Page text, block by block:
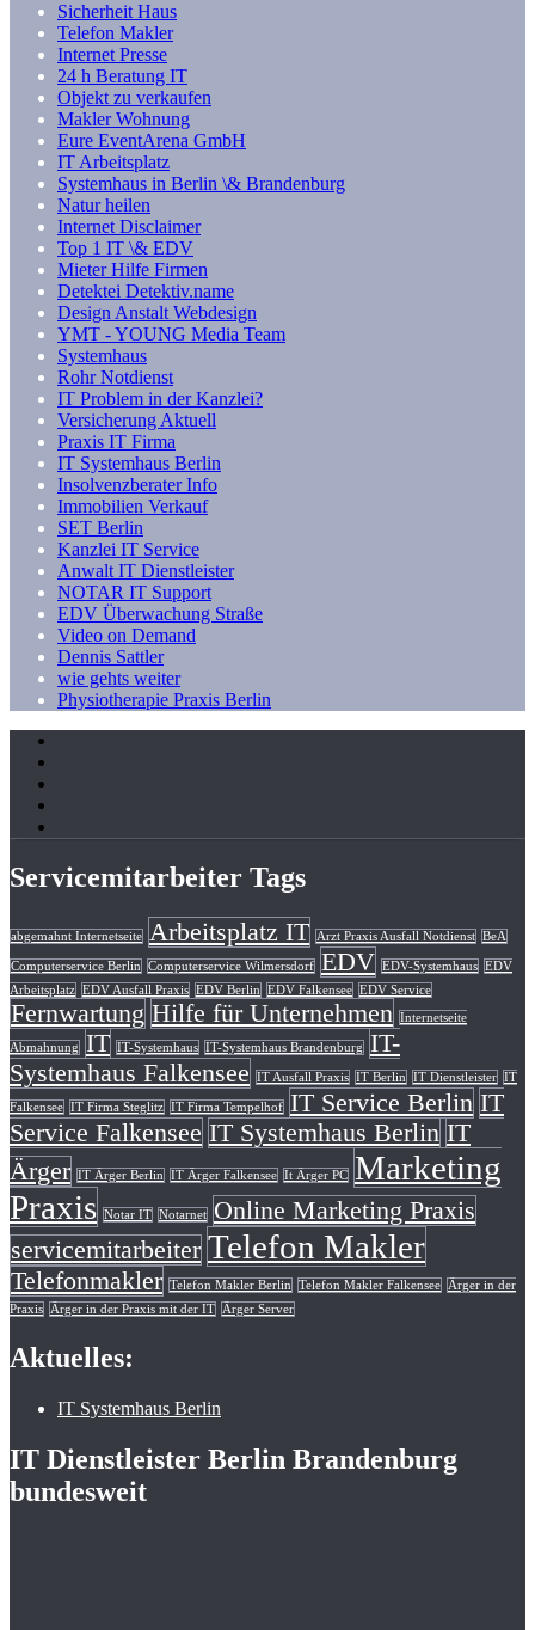
Sicherheit Haus
Telefon Makler
Internet Presse
24 h Beratung IT
Objekt zu verkaufen
Makler Wohnung
Eure EventArena GmbH
IT Arbeitsplatz
Systemhaus in Berlin \& Brandenburg
Natur heilen
Internet Disclaimer
Top 1 IT \& EDV
Mieter Hilfe Firmen
Detektei Detektiv.name
Design Anstalt Webdesign
YMT - YOUNG Media Team
Systemhaus
Rohr Notdienst
IT Problem in der Kanzlei?
Versicherung Aktuell
Praxis IT Firma
IT Systemhaus Berlin
Insolvenzberater Info
Immobilien Verkauf
SET Berlin
Kanzlei IT Service
Anwalt IT Dienstleister
NOTAR IT Support
EDV Überwachung Straße
Video on Demand
Dennis Sattler
wie gehts weiter
Physiotherapie Praxis Berlin
Servicemitarbeiter Tags
abgemahnt Internetseite Arbeitsplatz IT Arzt Praxis Ausfall Notdienst BeA
Computerservice Berlin Computerservice Wilmersdorf EDV EDV-Systemhaus EDV
Arbeitsplatz EDV Ausfall Praxis EDV Berlin EDV Falkensee EDV Service
Fernwartung Hilfe für Unternehmen Internetseite
Abmahnung IT IT-Systemhaus IT-Systemhaus Brandenburg
IT-
Systemhaus Falkensee
IT Ausfall Praxis IT Berlin IT Dienstleister IT
Falkensee IT Firma Steglitz IT Firma Tempelhof IT Service Berlin IT
Service Falkensee IT Systemhaus Berlin IT
Ärger IT Ärger Berlin IT Ärger Falkensee It Ärger PC Marketing
Praxis Notar IT Notarnet
Online Marketing Praxis
servicemitarbeiter Telefon Makler
Telefonmakler Telefon Makler Berlin Telefon Makler Falkensee Ärger in der
Praxis Ärger in der Praxis mit der IT Ärger Server
Aktuelles:
IT Systemhaus Berlin
IT Dienstleister Berlin Brandenburg
bundesweit